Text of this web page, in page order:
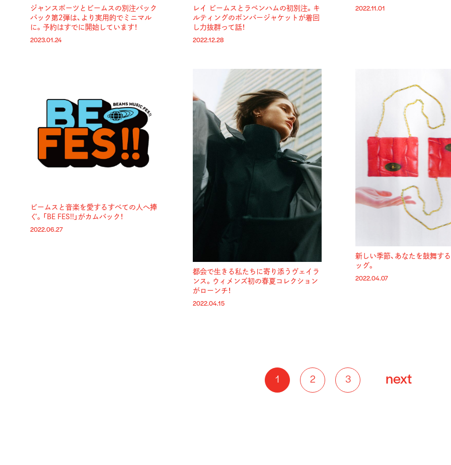
ジャンスポーツとビームスの別注バック
パック第2弾は、より実用的でミニマル
に。予約はすでに開始しています！
2023.01.24
レイ ビームスとラベンハムの初別注。キ
ルティングのボンバージャケットが着回
し力抜群って話！
2022.12.28
2022.11.01
ビームスと音楽を愛するすべての人へ捧
ぐ。「BE FES!!」がカムバック！
2022.06.27
都会で生きる私たちに寄り添うヴェイラ
ンス。ウィメンズ初の春夏コレクション
がローンチ！
2022.04.15
新しい季節、あなたを鼓舞す
ッグ。
2022.04.07
1 2 3 next